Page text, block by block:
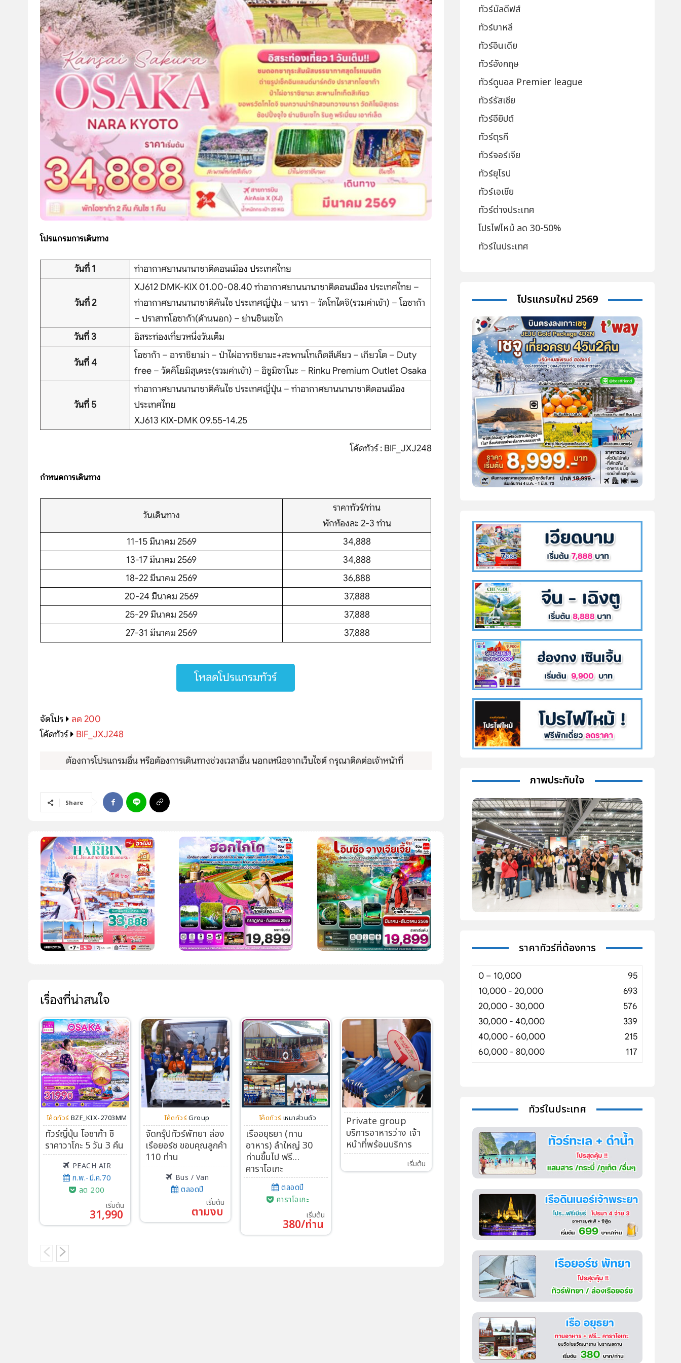
บริษัทเบสเฟรนด์ ฮอลิเดย์
หน้าแรก
ทัวร์ในประเทศ
จัดกรุ๊ปในประเทศ
เรือเจ้าพระยา
โปรแกรมการเดินทาง
วันที่ 1 ท่าอากาศยานนานาชาติดอนเมือง ประเทศไทย
วันที่ 2
XJ612 DMK-KIX 01.00-08.40 ท่าอากาศยานนานาชาติดอนเมือง ประเทศไทย –
ท่าอากาศยานนานาชาติคันไซ ประเทศญี่ปุ่น – นารา – วัดโทไดจิ(รวมค่าเข้า) – โอซาก้า
– ปราสาทโอซาก้า(ด้านนอก) – ย่านชินเซไก
วันที่ 3
อิสระท่องเที่ยวหนึ่งวันเต็ม
วันที่ 4
โอซาก้า – อาราชิยาม่า – ป่าไผ่อาราชิยามะ+สะพานโทเก็ตสึเคียว – เกียวโต – Duty
free – วัดคิโยมิสุเดระ(รวมค่าเข้า) – อิซูมิซาโนะ – Rinku Premium Outlet Osaka
วันที่ 5
ท่าอากาศยานนานาชาติคันไซ ประเทศญี่ปุ่น – ท่าอากาศยานนานาชาติดอนเมือง
ประเทศไทย
XJ613 KIX-DMK 09.55-14.25
โค้ดทัวร์ : BIF_JXJ248
กำหนดการเดินทาง
วันเดินทาง
ราคาทัวร์/ท่าน
พักห้องละ 2-3 ท่าน
11-15 มีนาคม 2569
34,888
13-17 มีนาคม 2569
34,888
18-22 มีนาคม 2569
36,888
20-24 มีนาคม 2569
37,888
25-29 มีนาคม 2569
37,888
27-31 มีนาคม 2569
37,888
โหลดโปรแกรมทัวร์
จัดโปร
ลด 200
โค้ดทัวร์
BIF_JXJ248
ต้องการโปรแกรมอื่น หรือต้องการเดินทางช่วงเวลาอื่น นอกเหนือจากเว็บไซต์ กรุณาติดต่อเจ้าหน้าที่
Share
เรื่องที่น่าสนใจ
โค้ดทัวร์ BZF_KIX-2703MM
ทัวร์ญี่ปุ่น โอซาก้า ชิ
ราคาวาโกะ 5 วัน 3 คืน
PEACH AIR
ก.พ.-มี.ค.70
ลด 200
เริ่มต้น
31,990
โค้ดทัวร์ Group
จัดกรุ๊ปทัวร์พัทยา ล่อง
เรือยอร์ช ขอบคุณลูกค้า
110 ท่าน
Bus / Van
ตลอดปี
เริ่มต้น
ตามงบ
โค้ดทัวร์ เหมาส่วนตัว
เรืออยุธยา (ทาน
อาหาร) ลำใหญ่ 30
ท่านขึ้นไป ฟรี…
คาราโอเกะ
ตลอดปี
คาราโอเกะ
เริ่มต้น
380/ท่าน
Private group
บริการอาหารว่าง เจ้า
หน้าที่พร้อมบริการ
เริ่มต้น
ทัวร์มัลดีฟส์
ทัวร์บาหลี
ทัวร์อินเดีย
ทัวร์อังกฤษ
ทัวร์ดูบอล Premier league
ทัวร์รัสเซีย
ทัวร์อียิปต์
ทัวร์ตุรกี
ทัวร์จอร์เจีย
ทัวร์ยุโรป
ทัวร์เอเชีย
ทัวร์ต่างประเทศ
โปรไฟไหม้ ลด 30-50%
ทัวร์ในประเทศ
โปรแกรมใหม่ 2569
ภาพประทับใจ
ราคาทัวร์ที่ต้องการ
0 – 10,000
95
10,000 - 20,000
693
20,000 - 30,000
576
30,000 - 40,000
339
40,000 - 60,000
215
60,000 - 80,000
117
ทัวร์ในประเทศ